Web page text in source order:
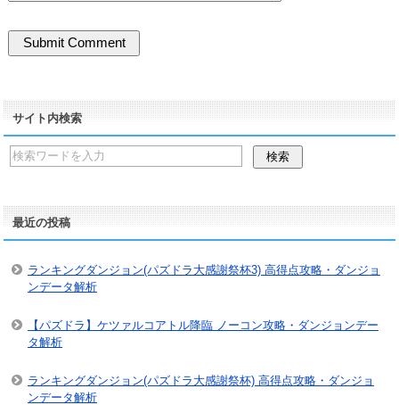
サイト内検索
最近の投稿
ランキングダンジョン(パズドラ大感謝祭杯3) 高得点攻略・ダンジョ
ンデータ解析
【パズドラ】ケツァルコアトル降臨 ノーコン攻略・ダンジョンデー
タ解析
ランキングダンジョン(パズドラ大感謝祭杯) 高得点攻略・ダンジョ
ンデータ解析